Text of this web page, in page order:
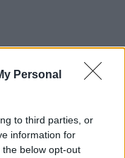
Personal
to third parties, or
information for
below opt-out